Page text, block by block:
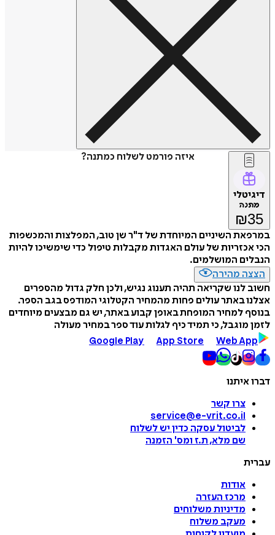
איזה פורמט לשלוח כמתנה?
דיגיטלי
מתנה
₪35
במרפאת השיניים המיוחדת של ד"ר שן טוב, המפלצות והמכשפות
הכי אכזריות של עולם האגדות מקבלות טיפול כדי שימשיכו להיות
הנבלים המושלמים.
הצצה מהירה
חשוב לנו שקריאה תהיה תענוג נגיש, ולכן חלק גדול מהספרים
אצלנו באתר עולים פחות מהמחיר הקטלוגי המודפס בגב הספר.
בנוסף למחיר המופחת באופן קבוע באתר, יש גם מבצעים מיוחדים
לזמן מוגבל, כי תמיד כיף לגלות עוד ספר במחיר מעולה
Google Play
App Store Web App
דברו איתנו
צרו קשר
service@e-vrit.co.il
לביטול עסקה כדין יש לשלוח
שם מלא, ת.ז ומס' הזמנה
עברית
אודות
מרכז העזרה
מדיניות משלוחים
מעקב משלוח